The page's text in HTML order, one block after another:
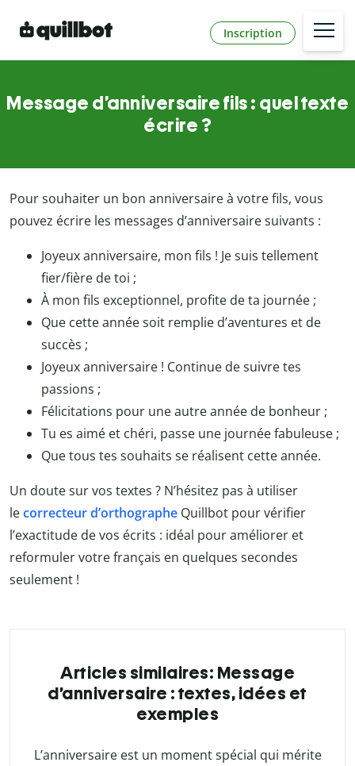
Inscription
Message d’anniversaire fils : quel texte
écrire ?
Pour souhaiter un bon anniversaire à votre fils, vous
pouvez écrire les messages d’anniversaire suivants :
Joyeux anniversaire, mon fils ! Je suis tellement
fier/fière de toi ;
À mon fils exceptionnel, profite de ta journée ;
Que cette année soit remplie d’aventures et de
succès ;
Joyeux anniversaire ! Continue de suivre tes
passions ;
Félicitations pour une autre année de bonheur ;
Tu es aimé et chéri, passe une journée fabuleuse ;
Que tous tes souhaits se réalisent cette année.
Un doute sur vos textes ? N’hésitez pas à utiliser
lecorrecteur d’orthographe Quillbot pour vérifier
l’exactitude de vos écrits : idéal pour améliorer et
reformuler votre français en quelques secondes
seulement !
Articles similaires: Message
d’anniversaire : textes, idées et
exemples
L’anniversaire est un moment spécial qui mérite